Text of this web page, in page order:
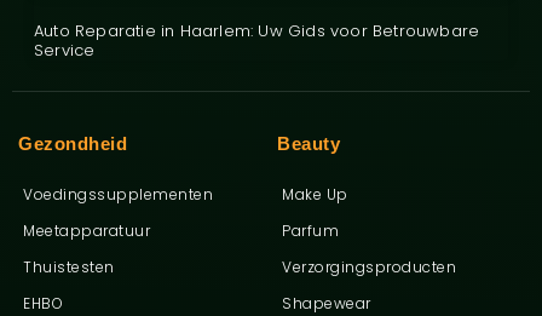
Beauty
Make Up
Parfum
Verzorgingsproducten
Shapewear
Gezondheid
Voedingssupplementen
Meetapparatuur
Thuistesten
EHBO
Auto Reparatie in Haarlem: Uw Gids voor Betrouwbare
Service